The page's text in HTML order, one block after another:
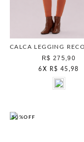
R$ 275,90
6 X R$ 45,98
50%OFF